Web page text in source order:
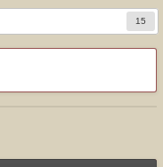
15